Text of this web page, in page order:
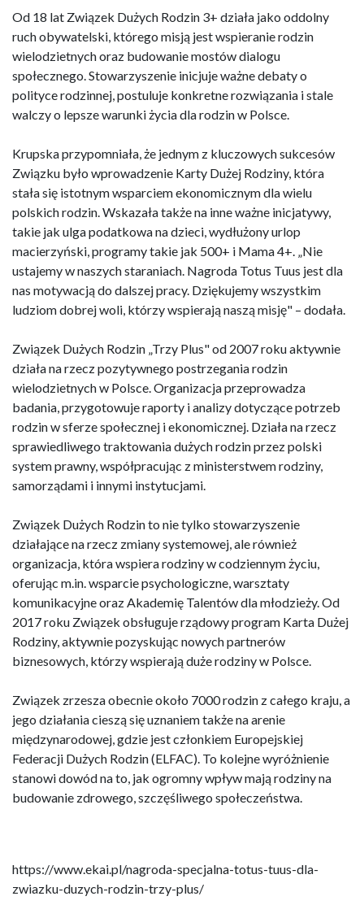
Od 18 lat Związek Dużych Rodzin 3+ działa jako oddolny
ruch obywatelski, którego misją jest wspieranie rodzin
wielodzietnych oraz budowanie mostów dialogu
społecznego. Stowarzyszenie inicjuje ważne debaty o
polityce rodzinnej, postuluje konkretne rozwiązania i stale
walczy o lepsze warunki życia dla rodzin w Polsce.
Krupska przypomniała, że jednym z kluczowych sukcesów
Związku było wprowadzenie Karty Dużej Rodziny, która
stała się istotnym wsparciem ekonomicznym dla wielu
polskich rodzin. Wskazała także na inne ważne inicjatywy,
takie jak ulga podatkowa na dzieci, wydłużony urlop
macierzyński, programy takie jak 500+ i Mama 4+. „Nie
ustajemy w naszych staraniach. Nagroda Totus Tuus jest dla
nas motywacją do dalszej pracy. Dziękujemy wszystkim
ludziom dobrej woli, którzy wspierają naszą misję" – dodała.
Związek Dużych Rodzin „Trzy Plus" od 2007 roku aktywnie
działa na rzecz pozytywnego postrzegania rodzin
wielodzietnych w Polsce. Organizacja przeprowadza
badania, przygotowuje raporty i analizy dotyczące potrzeb
rodzin w sferze społecznej i ekonomicznej. Działa na rzecz
sprawiedliwego traktowania dużych rodzin przez polski
system prawny, współpracując z ministerstwem rodziny,
samorządami i innymi instytucjami.
Związek Dużych Rodzin to nie tylko stowarzyszenie
działające na rzecz zmiany systemowej, ale również
organizacja, która wspiera rodziny w codziennym życiu,
oferując m.in. wsparcie psychologiczne, warsztaty
komunikacyjne oraz Akademię Talentów dla młodzieży. Od
2017 roku Związek obsługuje rządowy program Karta Dużej
Rodziny, aktywnie pozyskując nowych partnerów
biznesowych, którzy wspierają duże rodziny w Polsce.
Związek zrzesza obecnie około 7000 rodzin z całego kraju, a
jego działania cieszą się uznaniem także na arenie
międzynarodowej, gdzie jest członkiem Europejskiej
Federacji Dużych Rodzin (ELFAC). To kolejne wyróżnienie
stanowi dowód na to, jak ogromny wpływ mają rodziny na
budowanie zdrowego, szczęśliwego społeczeństwa.
https://www.ekai.pl/nagroda-specjalna-totus-tuus-dla-
zwiazku-duzych-rodzin-trzy-plus/